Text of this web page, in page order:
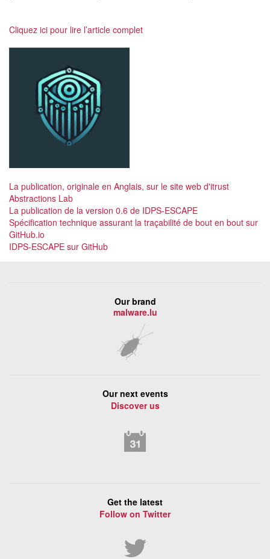
Cliquez ici pour lire l’article complet
La publication, originale en Anglais, sur le site web d'itrust
Abstractions Lab
La publication de la version 0.6 de IDPS-ESCAPE
Spécification technique assurant la traçabilité de bout en bout sur
GitHub.io
IDPS-ESCAPE sur GitHub
Our brand
malware.lu
Our next events
Discover us
Get the latest
Follow on Twitter